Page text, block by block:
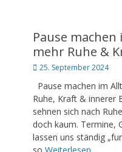
Pause machen
mehr Ruhe &
Posted
25. September 2024
Pause machen im
Ruhe, Kraft & innerer
sehnen sich nach
doch kaum. Termine,
lassen uns ständig